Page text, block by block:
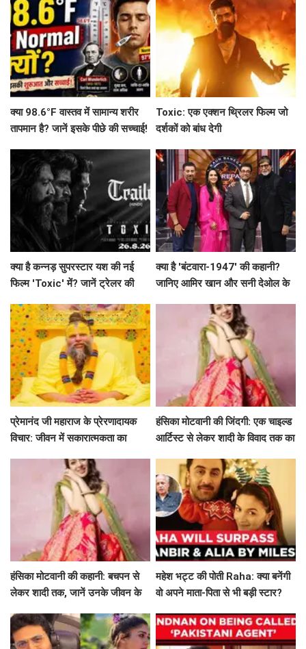
क्या 98.6°F वास्तव में सामान्य शरीर
तापमान है? जानें इसके पीछे की सच्चाई!
Toxic: एक एक्शन थ्रिलर फिल्म जो
दर्शकों को बांध देगी
क्या है कन्नड़ सुपरस्टार यश की नई
फिल्म 'Toxic' में? जानें ट्रेलर की
क्या है 'बंटवारा-1947' की कहानी?
जानिए आमिर खान और सनी देओल के
प्रेमानंद जी महाराज के प्रेरणादायक
विचार: जीवन में सकारात्मकता का
हंसिका मोटवानी की जिंदगी: एक चाइल्ड
आर्टिस्ट से लेकर शादी के विवाद तक का
हंसिका मोटवानी की कहानी: बचपन से
लेकर शादी तक, जानें उनके जीवन के
महेश भट्ट की पोती Raha: क्या बनेंगी
वो अपने माता-पिता से भी बड़ी स्टार?